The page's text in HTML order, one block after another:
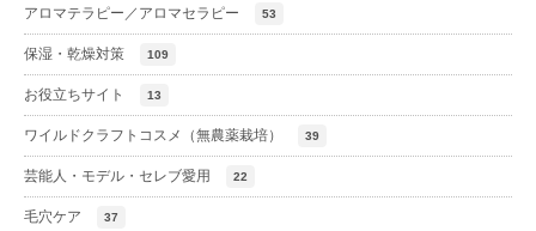
アロマテラピー／アロマセラピー 53
保湿・乾燥対策 109
お役立ちサイト 13
ワイルドクラフトコスメ（無農薬栽培） 39
芸能人・モデル・セレブ愛用 22
毛穴ケア 37